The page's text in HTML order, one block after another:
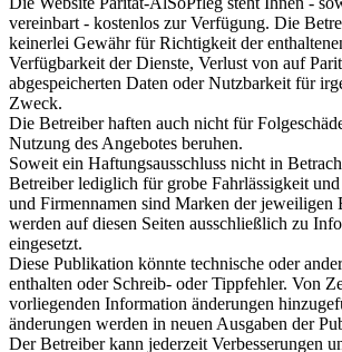
vereinbart - kostenlos zur Verfügung. Die
keinerlei Gewähr für Richtigkeit der
Verfügbarkeit der Dienste, Verlust von auf
abgespeicherten Daten oder Nutzbarkeit für
Zweck.
Die Betreiber haften auch nicht für
Nutzung des Angebotes beruhen.
Soweit ein Haftungsausschluss nicht in
Betreiber lediglich für grobe Fahrlässigkeit
und Firmennamen sind Marken der jeweiligen
werden auf diesen Seiten ausschließlich zu
eingesetzt.
Diese Publikation könnte technische oder
enthalten oder Schreib- oder Tippfehler. Von
vorliegenden Information änderungen
änderungen werden in neuen Ausgaben der
Der Betreiber kann jederzeit Verbesserungen